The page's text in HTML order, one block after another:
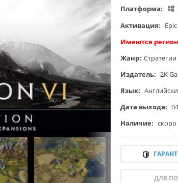
Платформа:
Активация:
Имеются
Жанр: Стратегии
Издатель: 2K
Язык:
Дата выхода:
Наличие: скоро
ДЛЯ